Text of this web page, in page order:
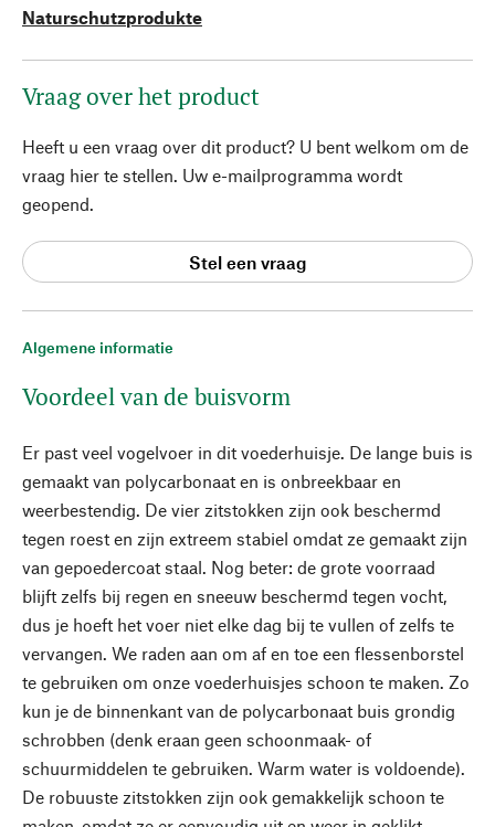
Algemene informatie
Voordeel van de buisvorm
Er past veel vogelvoer in dit voederhuisje. De lange buis is
gemaakt van polycarbonaat en is onbreekbaar en
weerbestendig. De vier zitstokken zijn ook beschermd
tegen roest en zijn extreem stabiel omdat ze gemaakt zijn
van gepoedercoat staal. Nog beter: de grote voorraad
blijft zelfs bij regen en sneeuw beschermd tegen vocht,
dus je hoeft het voer niet elke dag bij te vullen of zelfs te
vervangen. We raden aan om af en toe een flessenborstel
te gebruiken om onze voederhuisjes schoon te maken. Zo
kun je de binnenkant van de polycarbonaat buis grondig
schrobben (denk eraan geen schoonmaak- of
schuurmiddelen te gebruiken. Warm water is voldoende).
De robuuste zitstokken zijn ook gemakkelijk schoon te
Naturschutzprodukte
Vraag over het product
Heeft u een vraag over dit product? U bent welkom om de
vraag hier te stellen. Uw e-mailprogramma wordt
geopend.
Stel een vraag